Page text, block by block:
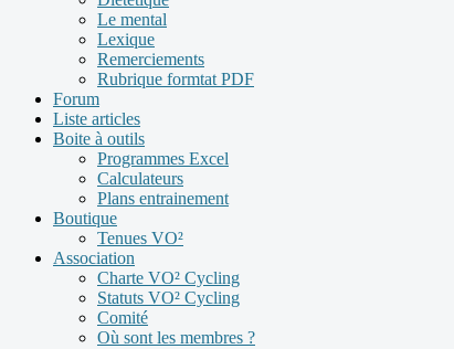
Le mental
Lexique
Remerciements
Rubrique formtat PDF
Forum
Liste articles
Boite à outils
Programmes Excel
Calculateurs
Plans entrainement
Boutique
Tenues VO²
Association
Charte VO² Cycling
Statuts VO² Cycling
Comité
Où sont les membres ?